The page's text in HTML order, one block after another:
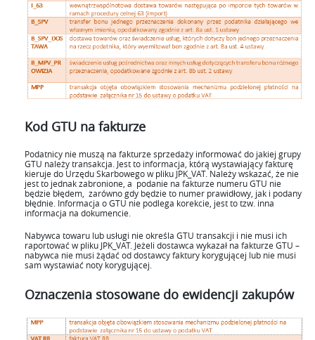
Kod GTU na fakturze
Podatnicy nie muszą na fakturze sprzedaży informować do jakiej grupy
GTU należy transakcja. Jest to informacja, którą wystawiający fakturę
kieruje do Urzędu Skarbowego w pliku JPK_VAT. Należy wskazać, że nie
jest to jednak zabronione, a podanie na fakturze numeru GTU nie
będzie błędem, zarówno gdy będzie to numer prawidłowy, jak i podany
błędnie. Informacja o GTU nie podlega korekcie, jest to tzw. inna
informacja na dokumencie.
Nabywca towaru lub usługi nie określa GTU transakcji i nie musi ich
raportować w pliku JPK_VAT. Jeżeli dostawca wykazał na fakturze GTU –
nabywca nie musi żądać od dostawcy faktury korygującej lub nie musi
sam wystawiać noty korygującej.
Oznaczenia stosowane do ewidencji zakupów